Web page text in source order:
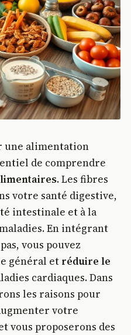
une alimentation
de comprendre
. Les fibres
votre santé digestive,
intestinale et à la
En intégrant
vous pouvez
général et réduire le
cardiaques. Dans
les raisons pour
votre
vous proposerons des